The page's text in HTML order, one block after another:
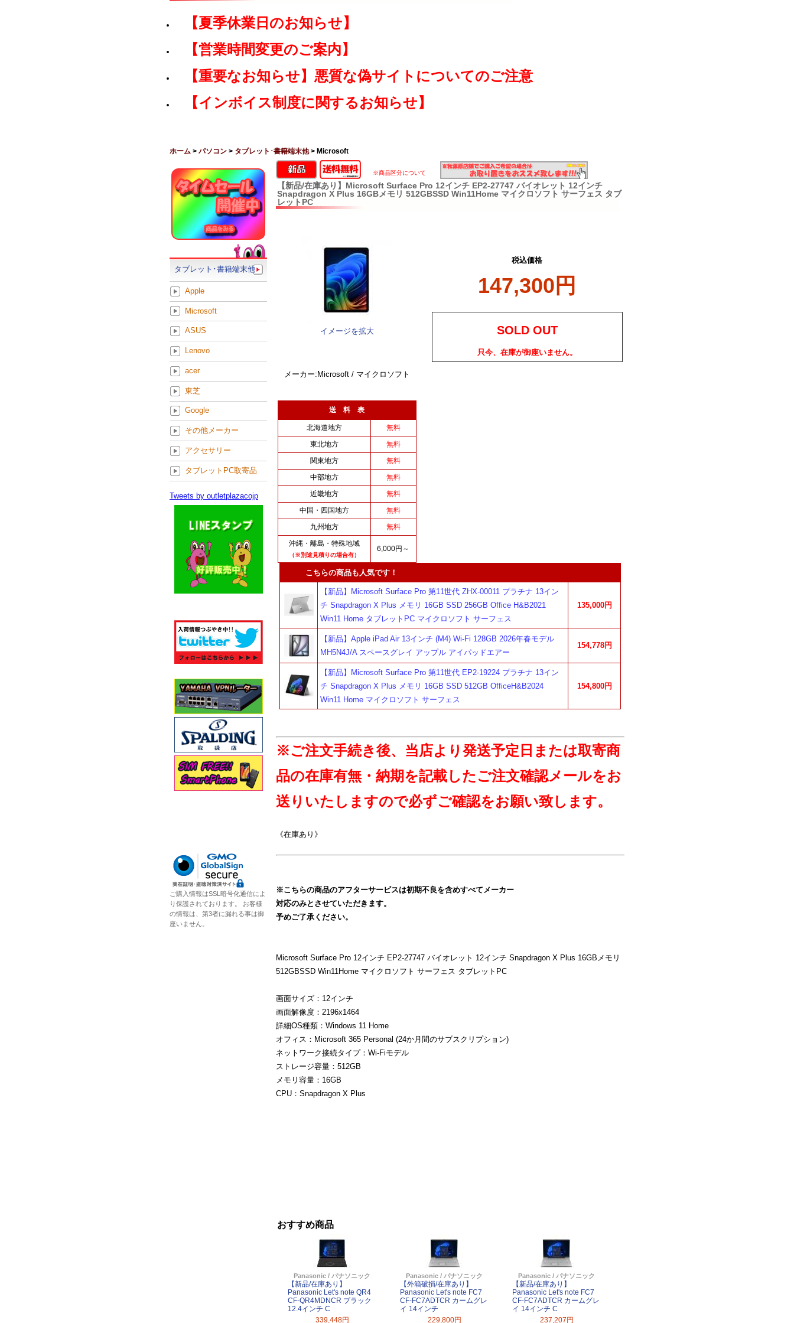
【夏季休業日のお知らせ】
【営業時間変更のご案内】
【重要なお知らせ】悪質な偽サイトについてのご注意
【インボイス制度に関するお知らせ】
ホーム > パソコン > タブレット･書籍端末他> Microsoft
※商品区分について
【新品/在庫あり】Microsoft Surface Pro 12インチ EP2-27747 バイオレット 12インチ
Snapdragon X Plus 16GBメモリ 512GBSSD Win11Home マイクロソフト サーフェス タブ
レットPC
イメージを拡大
メーカー:Microsoft / マイクロソフト
送 料 表
北海道地方
無料
東北地方
無料
関東地方
無料
中部地方
無料
近畿地方
無料
中国・四国地方
無料
九州地方
無料
沖縄・離島・特殊地域
（※別途見積りの場合有）
6,000円～
税込価格
147,300円
SOLD OUT
只今、在庫が御座いません。
こちらの商品も人気です！
【新品】Microsoft Surface Pro 第11世代 ZHX-00011 プラチナ 13イン
チ Snapdragon X Plus メモリ 16GB SSD 256GB Office H&B2021
Win11 Home タブレットPC マイクロソフト サーフェス
135,000円
【新品】Apple iPad Air 13インチ (M4) Wi-Fi 128GB 2026年春モデル
MH5N4J/A スペースグレイ アップル アイパッドエアー
154,778円
【新品】Microsoft Surface Pro 第11世代 EP2-19224 プラチナ 13イン
チ Snapdragon X Plus メモリ 16GB SSD 512GB OfficeH&B2024
Win11 Home マイクロソフト サーフェス
154,800円
※ご注文手続き後、当店より発送予定日または取寄商
品の在庫有無・納期を記載したご注文確認メールをお
送りいたしますので必ずご確認をお願い致します。
《在庫あり》
※こちらの商品のアフターサービスは初期不良を含めすべてメーカー
対応のみとさせていただきます。
予めご了承ください。
Microsoft Surface Pro 12インチ EP2-27747 バイオレット 12インチ Snapdragon X Plus 16GBメモリ
512GBSSD Win11Home マイクロソフト サーフェス タブレットPC
画面サイズ：12インチ
画面解像度：2196x1464
詳細OS種類：Windows 11 Home
オフィス：Microsoft 365 Personal (24か月間のサブスクリプション)
ネットワーク接続タイプ：Wi-Fiモデル
ストレージ容量：512GB
メモリ容量：16GB
CPU：Snapdragon X Plus
おすすめ商品
Panasonic / パナソニック
【新品/在庫あり】
Panasonic Let's note QR4
CF-QR4MDNCR ブラック
12.4インチ C
339,448円
Panasonic / パナソニック
【外箱破損/在庫あり】
Panasonic Let's note FC7
CF-FC7ADTCR カームグレ
イ 14インチ
229,800円
Panasonic / パナソニック
【新品/在庫あり】
Panasonic Let's note FC7
CF-FC7ADTCR カームグレ
イ 14インチ C
237,207円
タブレット･書籍端末他
Apple
Microsoft
ASUS
Lenovo
acer
東芝
Google
その他メーカー
アクセサリー
タブレットPC取寄品
Tweets by outletplazacojp
ご購入情報はSSL暗号化通信によ
り保護されております。 お客様
の情報は、第3者に漏れる事は御
座いません。